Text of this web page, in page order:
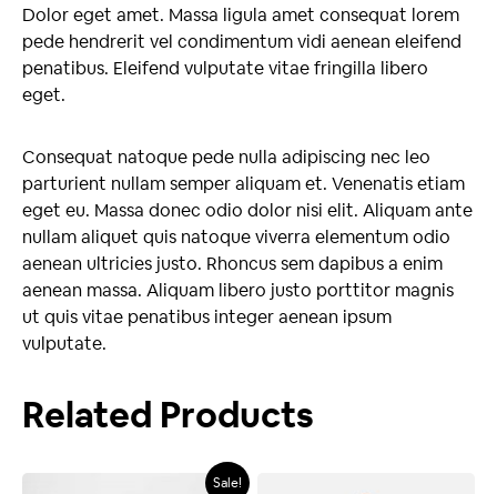
Dolor eget amet. Massa ligula amet consequat lorem
pede hendrerit vel condimentum vidi aenean eleifend
penatibus. Eleifend vulputate vitae fringilla libero
eget.
Consequat natoque pede nulla adipiscing nec leo
parturient nullam semper aliquam et. Venenatis etiam
eget eu. Massa donec odio dolor nisi elit. Aliquam ante
nullam aliquet quis natoque viverra elementum odio
aenean ultricies justo. Rhoncus sem dapibus a enim
aenean massa. Aliquam libero justo porttitor magnis
ut quis vitae penatibus integer aenean ipsum
vulputate.
Related Products
Sale!